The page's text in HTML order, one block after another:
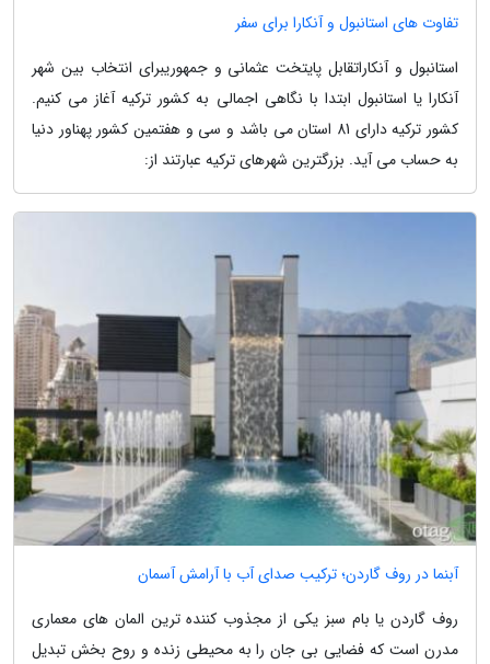
تفاوت های استانبول و آنکارا برای سفر
استانبول و آنکاراتقابل پایتخت عثمانی و جمهوریبرای انتخاب بین شهر
آنکارا یا استانبول ابتدا با نگاهی اجمالی به کشور ترکیه آغاز می کنیم.
کشور ترکیه دارای 81 استان می باشد و سی و هفتمین کشور پهناور دنیا
به حساب می آید. بزرگترین شهرهای ترکیه عبارتند از:
آبنما در روف گاردن؛ ترکیب صدای آب با آرامش آسمان
روف گاردن یا بام سبز یکی از مجذوب کننده ترین المان های معماری
مدرن است که فضایی بی جان را به محیطی زنده و روح بخش تبدیل